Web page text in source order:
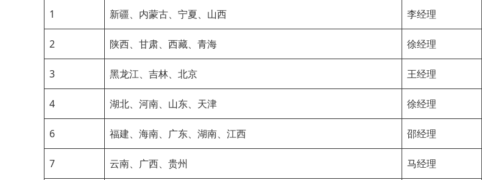
1 新疆、内蒙古、宁夏、山西 李经理
2 陕西、甘肃、西藏、青海 徐经理
3 黑龙江、吉林、北京 王经理
4 湖北、河南、山东、天津 徐经理
6 福建、海南、广东、湖南、江西 邵经理
7 云南、广西、贵州 马经理